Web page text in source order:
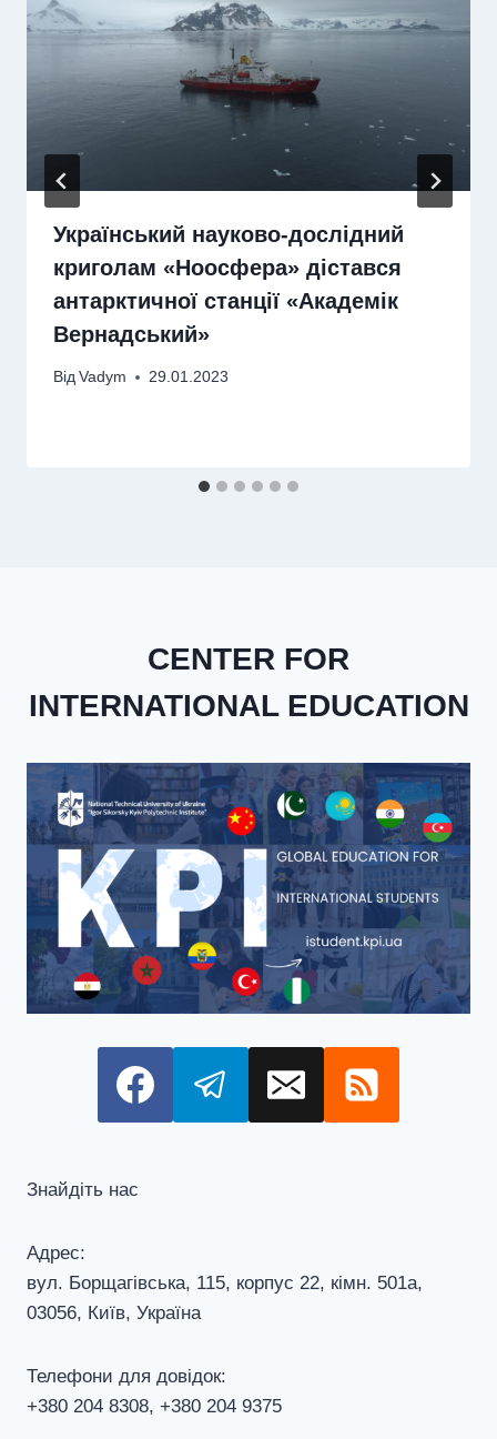
Український науково-дослідний
криголам «Ноосфера» дістався
антарктичної станції «Академік
Вернадський»
Від Vadym 29.01.2023
CENTER FOR
INTERNATIONAL EDUCATION
Знайдіть нас
Адрес:
вул. Борщагівська, 115, корпус 22, кiмн. 501а,
03056, Київ, Україна
Телефони для довiдок:
+380 204 8308, +380 204 9375